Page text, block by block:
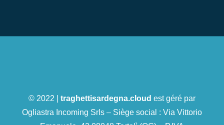
© 2022 | traghettisardegna.cloud est géré par
Ogliastra Incoming Srls – Siège social : Via Vittorio